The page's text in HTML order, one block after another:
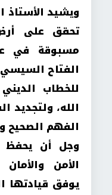
ويشيد الأستاذ
تحقق على
مسبوقة في
الفتاح
للخطاب
الله، ولتجديد
الفهم الصحيح
وجل أن يحفظ
الأمن
يوفق قيادتها